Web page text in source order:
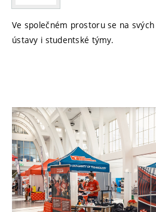
Ve společném prostoru se na
ústavy i studentské týmy.